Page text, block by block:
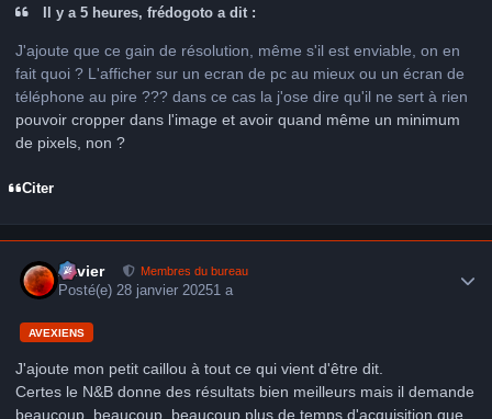
Il y a 5 heures, frédogoto a dit :
J'ajoute que ce gain de résolution, même s'il est enviable, on en
fait quoi ? L'afficher sur un ecran de pc au mieux ou un écran de
téléphone au pire ??? dans ce cas la j'ose dire qu'il ne sert à rien
pouvoir cropper dans l'image et avoir quand même un minimum
de pixels, non ?
Citer
Xavier Membres du bureau
Posté(e)28 janvier 20251 a
AVEXIENS
J'ajoute mon petit caillou à tout ce qui vient d'être dit.
Certes le N&B donne des résultats bien meilleurs mais il demande
beaucoup, beaucoup, beaucoup plus de temps d'acquisition que